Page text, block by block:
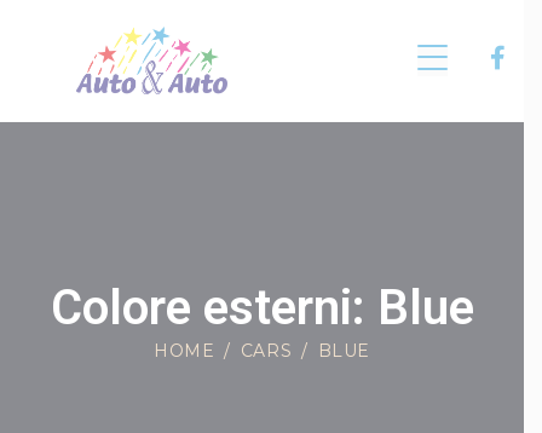
Colore esterni: Blue
HOME CARS BLUE